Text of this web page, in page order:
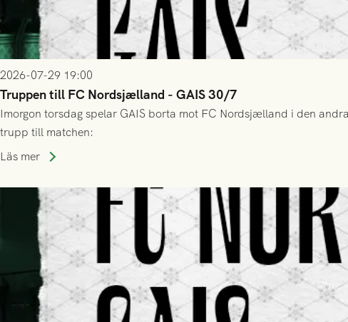
2026-07-29 19:00
Truppen till FC Nordsjælland - GAIS 30/7
Imorgon torsdag spelar GAIS borta mot FC Nordsjælland i den
trupp till matchen:
Läs mer